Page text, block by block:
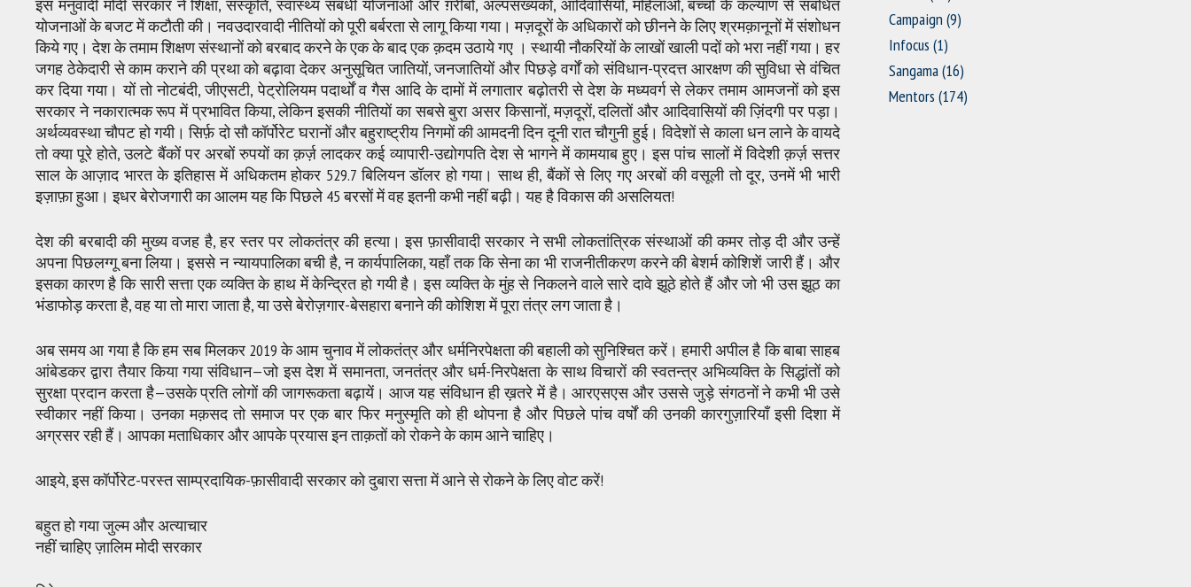
इस मनुवादी मोदी सरकार ने शिक्षा, संस्कृति, स्वास्थ्य संबंधी योजनाओं और ग़रीबों, अल्पसंख्यकों, आदिवासियों, महिलाओं, बच्चों के कल्याण से संबंधित
योजनाओं के बजट में कटौती की। नवउदारवादी नीतियों को पूरी बर्बरता से लागू किया गया। मज़दूरों के अधिकारों को छीनने के लिए श्रमक़ानूनों में संशोधन
किये गए। देश के तमाम शिक्षण संस्थानों को बरबाद करने के एक के बाद एक क़दम उठाये गए । स्थायी नौकरियों के लाखों खाली पदों को भरा नहीं गया। हर
जगह ठेकेदारी से काम कराने की प्रथा को बढ़ावा देकर अनुसूचित जातियों, जनजातियों और पिछड़े वर्गों को संविधान-प्रदत्त आरक्षण की सुविधा से वंचित
कर दिया गया। यों तो नोटबंदी, जीएसटी, पेट्रोलियम पदार्थों व गैस आदि के दामों में लगातार बढ़ोतरी से देश के मध्यवर्ग से लेकर तमाम आमजनों को इस
सरकार ने नकारात्मक रूप में प्रभावित किया, लेकिन इसकी नीतियों का सबसे बुरा असर किसानों, मज़दूरों, दलितों और आदिवासियों की ज़िंदगी पर पड़ा।
अर्थव्यवस्था चौपट हो गयी। सिर्फ़ दो सौ कॉर्पोरेट घरानों और बहुराष्ट्रीय निगमों की आमदनी दिन दूनी रात चौगुनी हुई। विदेशों से काला धन लाने के वायदे
तो क्या पूरे होते, उलटे बैंकों पर अरबों रुपयों का क़र्ज़ लादकर कई व्यापारी-उद्योगपति देश से भागने में कामयाब हुए। इस पांच सालों में विदेशी क़र्ज़ सत्तर
साल के आज़ाद भारत के इतिहास में अधिकतम होकर 529.7 बिलियन डॉलर हो गया। साथ ही, बैंकों से लिए गए अरबों की वसूली तो दूर, उनमें भी भारी
इज़ाफ़ा हुआ। इधर बेरोजगारी का आलम यह कि पिछले 45 बरसों में वह इतनी कभी नहीं बढ़ी। यह है विकास की असलियत!
देश की बरबादी की मुख्य वजह है, हर स्तर पर लोकतंत्र की हत्या। इस फ़ासीवादी सरकार ने सभी लोकतांत्रिक संस्थाओं की कमर तोड़ दी और उन्हें
अपना पिछलग्गू बना लिया। इससे न न्यायपालिका बची है, न कार्यपालिका, यहाँ तक कि सेना का भी राजनीतीकरण करने की बेशर्म कोशिशें जारी हैं। और
इसका कारण है कि सारी सत्ता एक व्यक्ति के हाथ में केन्द्रित हो गयी है। इस व्यक्ति के मुंह से निकलने वाले सारे दावे झूठे होते हैं और जो भी उस झूठ का
भंडाफोड़ करता है, वह या तो मारा जाता है, या उसे बेरोज़गार-बेसहारा बनाने की कोशिश में पूरा तंत्र लग जाता है।
अब समय आ गया है कि हम सब मिलकर 2019 के आम चुनाव में लोकतंत्र और धर्मनिरपेक्षता की बहाली को सुनिश्चित करें। हमारी अपील है कि बाबा साहब
आंबेडकर द्वारा तैयार किया गया संविधान—जो इस देश में समानता, जनतंत्र और धर्म-निरपेक्षता के साथ विचारों की स्वतन्त्र अभिव्यक्ति के सिद्धांतों को
सुरक्षा प्रदान करता है—उसके प्रति लोगों की जागरूकता बढ़ायें। आज यह संविधान ही ख़तरे में है। आरएसएस और उससे जुड़े संगठनों ने कभी भी उसे
स्वीकार नहीं किया। उनका मक़सद तो समाज पर एक बार फिर मनुस्मृति को ही थोपना है और पिछले पांच वर्षों की उनकी कारगुज़ारियाँ इसी दिशा में
अग्रसर रही हैं। आपका मताधिकार और आपके प्रयास इन ताक़तों को रोकने के काम आने चाहिए।
आइये, इस कॉर्पोरेट-परस्त साम्प्रदायिक-फ़ासीवादी सरकार को दुबारा सत्ता में आने से रोकने के लिए वोट करें!
बहुत हो गया जुल्म और अत्याचार
नहीं चाहिए ज़ालिम मोदी सरकार
Campaign (9)
Infocus (1)
Sangama(16)
Mentors (174)